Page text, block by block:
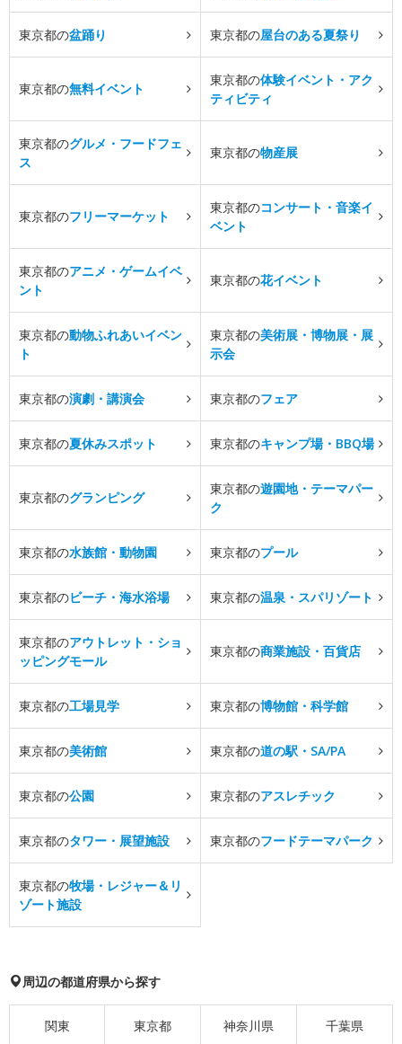
東京都の盆踊り 東京都の屋台のある夏祭り
東京都の無料イベント
東京都の体験イベント・アク
ティビティ
東京都のグルメ・フードフェ
ス
東京都の物産展
東京都のフリーマーケット
東京都のコンサート・音楽イ
ベント
東京都のアニメ・ゲームイベ
ント
東京都の花イベント
東京都の動物ふれあいイベン
ト
東京都の美術展・博物展・展
示会
東京都の演劇・講演会 東京都のフェア
東京都の夏休みスポット 東京都のキャンプ場・BBQ場
東京都のグランピング
東京都の遊園地・テーマパー
ク
東京都の水族館・動物園 東京都のプール
東京都のビーチ・海水浴場 東京都の温泉・スパリゾート
東京都のアウトレット・ショ
ッピングモール
東京都の商業施設・百貨店
東京都の工場見学 東京都の博物館・科学館
東京都の美術館 東京都の道の駅・SA/PA
東京都の公園 東京都のアスレチック
東京都のタワー・展望施設 東京都のフードテーマパーク
東京都の牧場・レジャー＆リ
ゾート施設
周辺の都道府県から探す
関東 東京都 神奈川県 千葉県